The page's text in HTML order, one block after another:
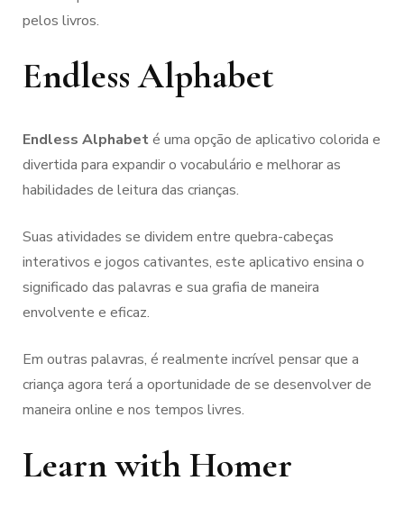
pelos livros.
Endless Alphabet
Endless Alphabeté uma opção de aplicativo colorida e
divertida para expandir o vocabulário e melhorar as
habilidades de leitura das crianças.
Suas atividades se dividem entre quebra-cabeças
interativos e jogos cativantes, este aplicativo ensina o
significado das palavras e sua grafia de maneira
envolvente e eficaz.
Em outras palavras, é realmente incrível pensar que a
criança agora terá a oportunidade de se desenvolver de
maneira online e nos tempos livres.
Learn with Homer